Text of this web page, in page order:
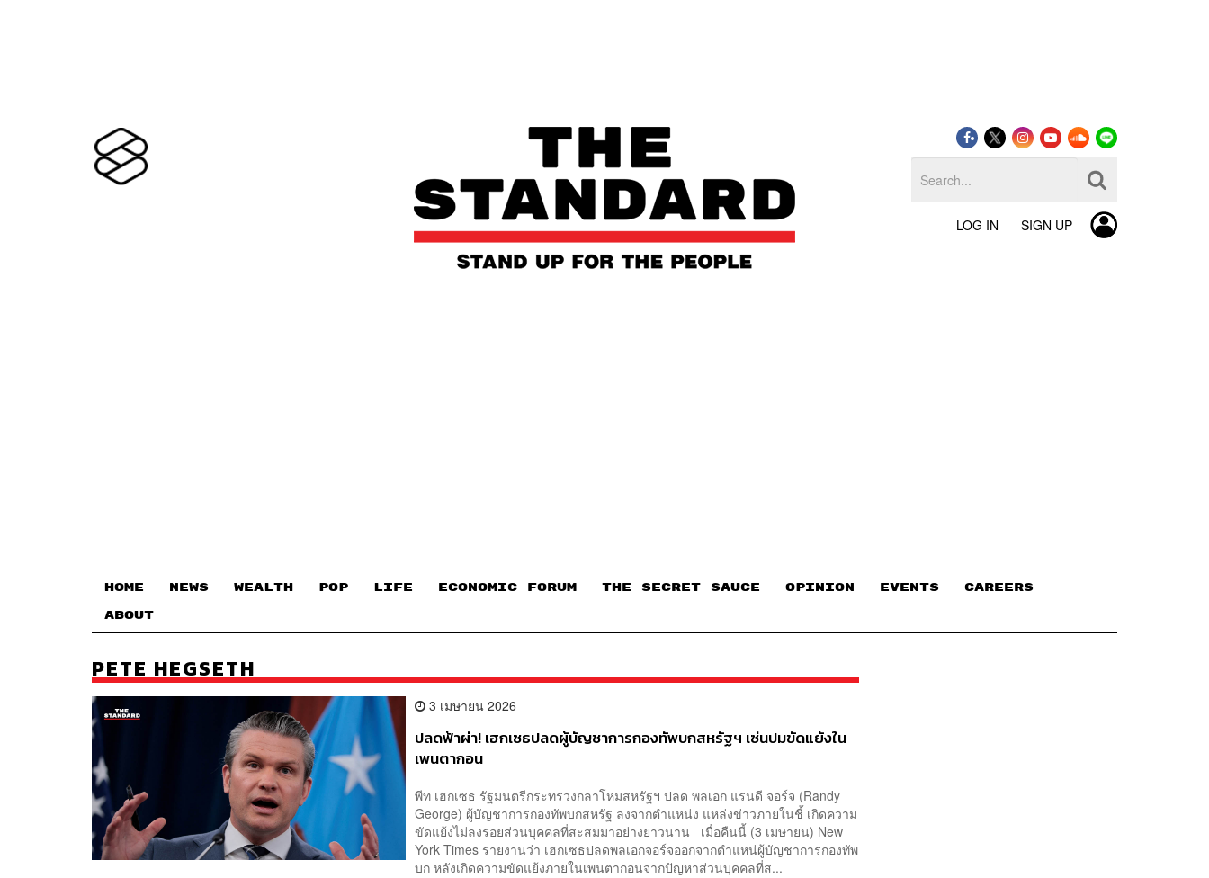
LOG IN SIGN UP
HOME NEWS WEALTH POP LIFE ECONOMIC FORUM THE SECRET SAUCE​ OPINION EVENTS CAREERS
ABOUT
PETE HEGSETH
3 เมษายน 2026
ปลดฟ้าผ่า! เฮกเซธปลดผู้บัญชาการกองทัพบกสหรัฐฯ เซ่นปมขัดแย้งใน
เพนตากอน
พีท เฮกเซธ รัฐมนตรีกระทรวงกลาโหมสหรัฐฯ ปลด พลเอก แรนดี จอร์จ (Randy
George) ผู้บัญชาการกองทัพบกสหรัฐ ลงจากตำแหน่ง แหล่งข่าวภายในชี้ เกิดความ
ขัดแย้งไม่ลงรอยส่วนบุคคลที่สะสมมาอย่างยาวนาน เมื่อคืนนี้ (3 เมษายน) New
York Times รายงานว่า เฮกเซธปลดพลเอกจอร์จออกจากตำแหน่ผู้บัญชาการกองทัพ
บก หลังเกิดความขัดแย้งภายในเพนตากอนจากปัญหาส่วนบุคคลที่ส...